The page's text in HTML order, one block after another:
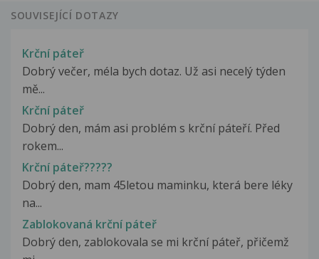
SOUVISEJÍCÍ DOTAZY
Krční páteř
Dobrý večer, méla bych dotaz. Už asi necelý týden
mě...
Krční páteř
Dobrý den, mám asi problém s krční páteří. Před
rokem...
Krční páteř?????
Dobrý den, mam 45letou maminku, která bere léky
na...
Zablokovaná krční páteř
Dobrý den, zablokovala se mi krční páteř, přičemž